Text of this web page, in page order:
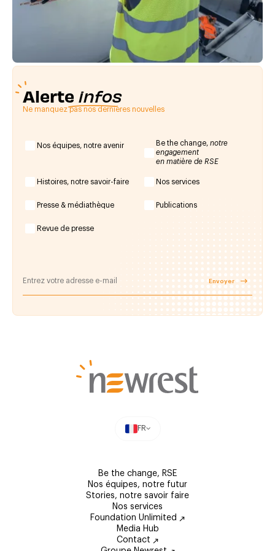
Alerte infos
Ne manquez pas nos dernières nouvelles
Nos équipes, notre avenir Be the change, notre
engagement
en matière de RSE
Histoires, notre savoir-faire Nos services
Presse & médiathèque Publications
Revue de presse
Envoyer
FR
Be the change, RSE
Nos équipes, notre futur
Stories, notre savoir faire
Nos services
Foundation Unlimited
Media Hub
Contact